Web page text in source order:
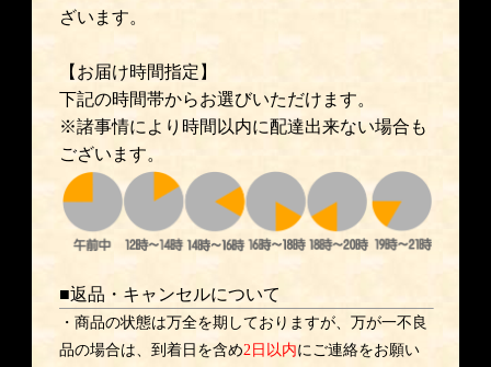
ざいます。
【お届け時間指定】
下記の時間帯からお選びいただけます。
※諸事情により時間以内に配達出来ない場合も
ございます。
■返品・キャンセルについて
・商品の状態は万全を期しておりますが、万が一不良
品の場合は、到着日を含め2日以内にご連絡をお願い